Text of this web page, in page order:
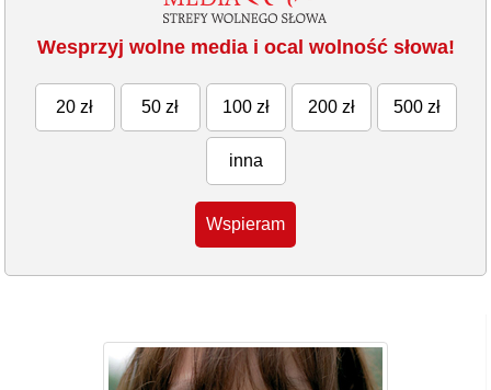
Wesprzyj wolne media i ocal wolność słowa!
20 zł 50 zł 100 zł 200 zł 500 zł
inna
Wspieram